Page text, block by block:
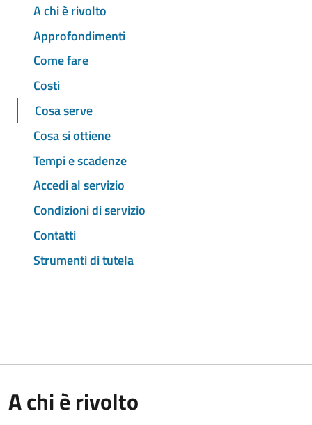
A chi è rivolto
Approfondimenti
Come fare
Costi
Cosa serve
Cosa si ottiene
Tempi e scadenze
Accedi al servizio
Condizioni di servizio
Contatti
Strumenti di tutela
A chi è rivolto